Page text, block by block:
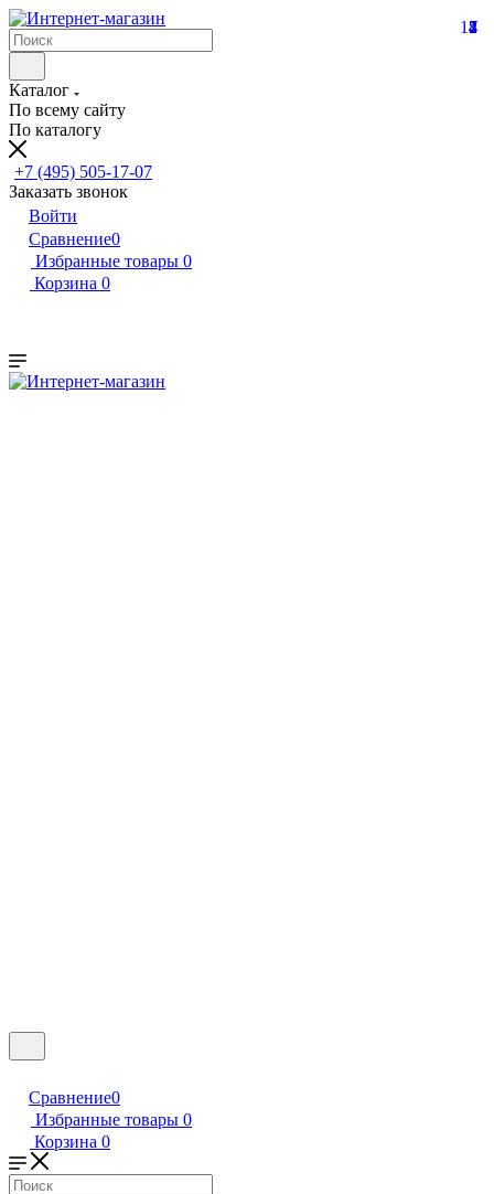
Каталог
По всему сайту
По каталогу
+7 (495) 505-17-07
Заказать звонок
Войти
Сравнение0
Избранные товары 0
Корзина 0
Сравнение0
Избранные товары 0
Корзина 0
2
4
17
8
1
7